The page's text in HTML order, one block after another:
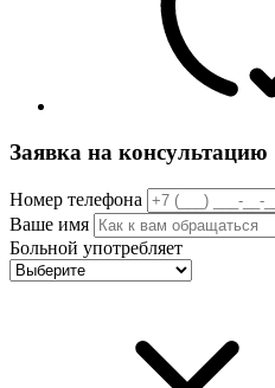
Заявка на консультацию
Номер телефона
Ваше имя
Больной употребляет